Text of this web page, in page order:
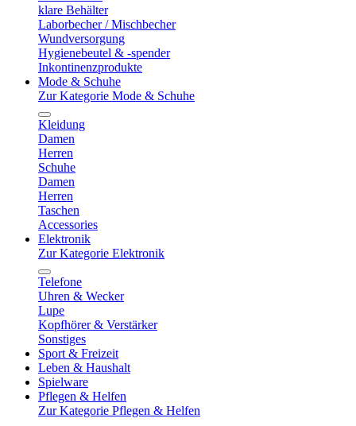
klare Behälter
Laborbecher / Mischbecher
Wundversorgung
Hygienebeutel & -spender
Inkontinenzprodukte
Mode & Schuhe
Zur Kategorie Mode & Schuhe
Kleidung
Damen
Herren
Schuhe
Damen
Herren
Taschen
Accessories
Elektronik
Zur Kategorie Elektronik
Telefone
Uhren & Wecker
Lupe
Kopfhörer & Verstärker
Sonstiges
Sport & Freizeit
Leben & Haushalt
Spielware
Pflegen & Helfen
Zur Kategorie Pflegen & Helfen